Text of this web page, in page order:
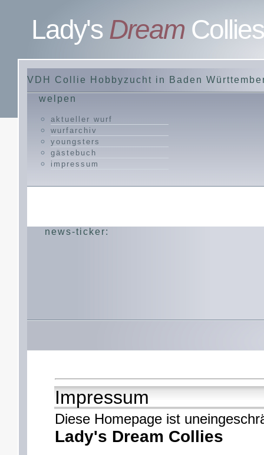
Lady's Dream Collies
VDH Collie Hobbyzucht in Baden
welpen
aktueller wurf
wurfarchiv
youngsters
gästebuch
impressum
news-ticker:
Impressum
Diese Homepage ist
Lady's Dream Collies